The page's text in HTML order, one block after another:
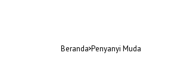
Beranda Penyanyi Muda